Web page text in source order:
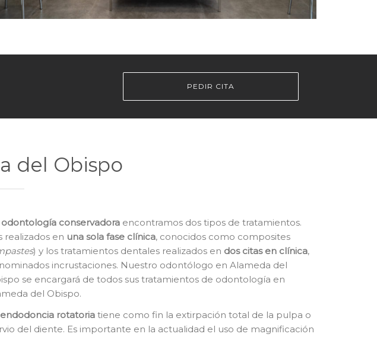
PEDIR CITA
del Obispo
odontología conservadora encontramos dos tipos de tratamientos.
realizados en una sola fase clínica, conocidos como composites
) y los tratamientos dentales realizados en dos citas en clínica,
incrustaciones. Nuestro odontólogo en Alameda del
se encargará de todos sus tratamientos de odontología en
del Obispo.
endodoncia rotatoria tiene como fin la extirpación total de la pulpa o
del diente. Es importante en la actualidad el uso de magnificación